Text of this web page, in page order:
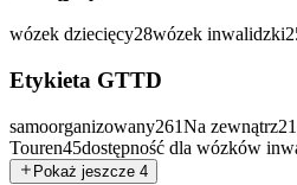
wózek dziecięcy28wózek inwalidzki
Etykieta GTTD
samoorganizowany261Na zewnątrz
Touren45dostępność dla wózków
Pokaż jeszcze 4